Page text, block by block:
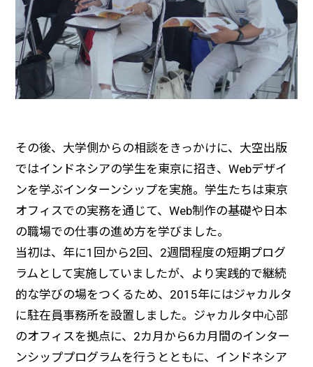
その後、大学側からの相談をきっかけに、大空出版
ではインドネシアの学生を東京に招き、Webデザイ
ンを学ぶインターンシップを実施。学生たちは東京
オフィスでの実務を通じて、Web制作の基礎や日本
の職場での仕事の進め方を学びました。
当初は、年に1回から2回、2週間程度の短期プログ
ラムとして実施していましたが、より実践的で継続
的な学びの場をつくるため、2015年にはジャカルタ
に駐在員事務所を設置しました。ジャカルタ中心部
のオフィスを拠点に、2カ月から6カ月間のインター
ンシッププログラムを行うとともに、インドネシア